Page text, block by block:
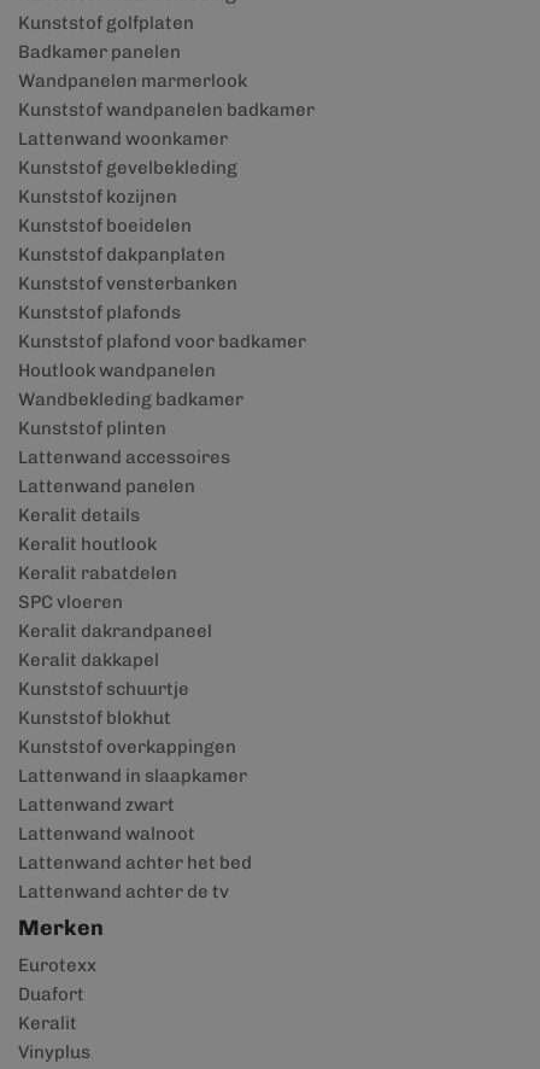
Kunststof golfplaten
Badkamer panelen
Wandpanelen marmerlook
Kunststof wandpanelen badkamer
Lattenwand woonkamer
Kunststof gevelbekleding
Kunststof kozijnen
Kunststof boeidelen
Kunststof dakpanplaten
Kunststof vensterbanken
Kunststof plafonds
Kunststof plafond voor badkamer
Houtlook wandpanelen
Wandbekleding badkamer
Kunststof plinten
Lattenwand accessoires
Lattenwand panelen
Keralit details
Keralit houtlook
Keralit rabatdelen
SPC vloeren
Keralit dakrandpaneel
Keralit dakkapel
Kunststof schuurtje
Kunststof blokhut
Kunststof overkappingen
Lattenwand in slaapkamer
Lattenwand zwart
Lattenwand walnoot
Lattenwand achter het bed
Lattenwand achter de tv
Merken
Eurotexx
Duafort
Keralit
Vinyplus